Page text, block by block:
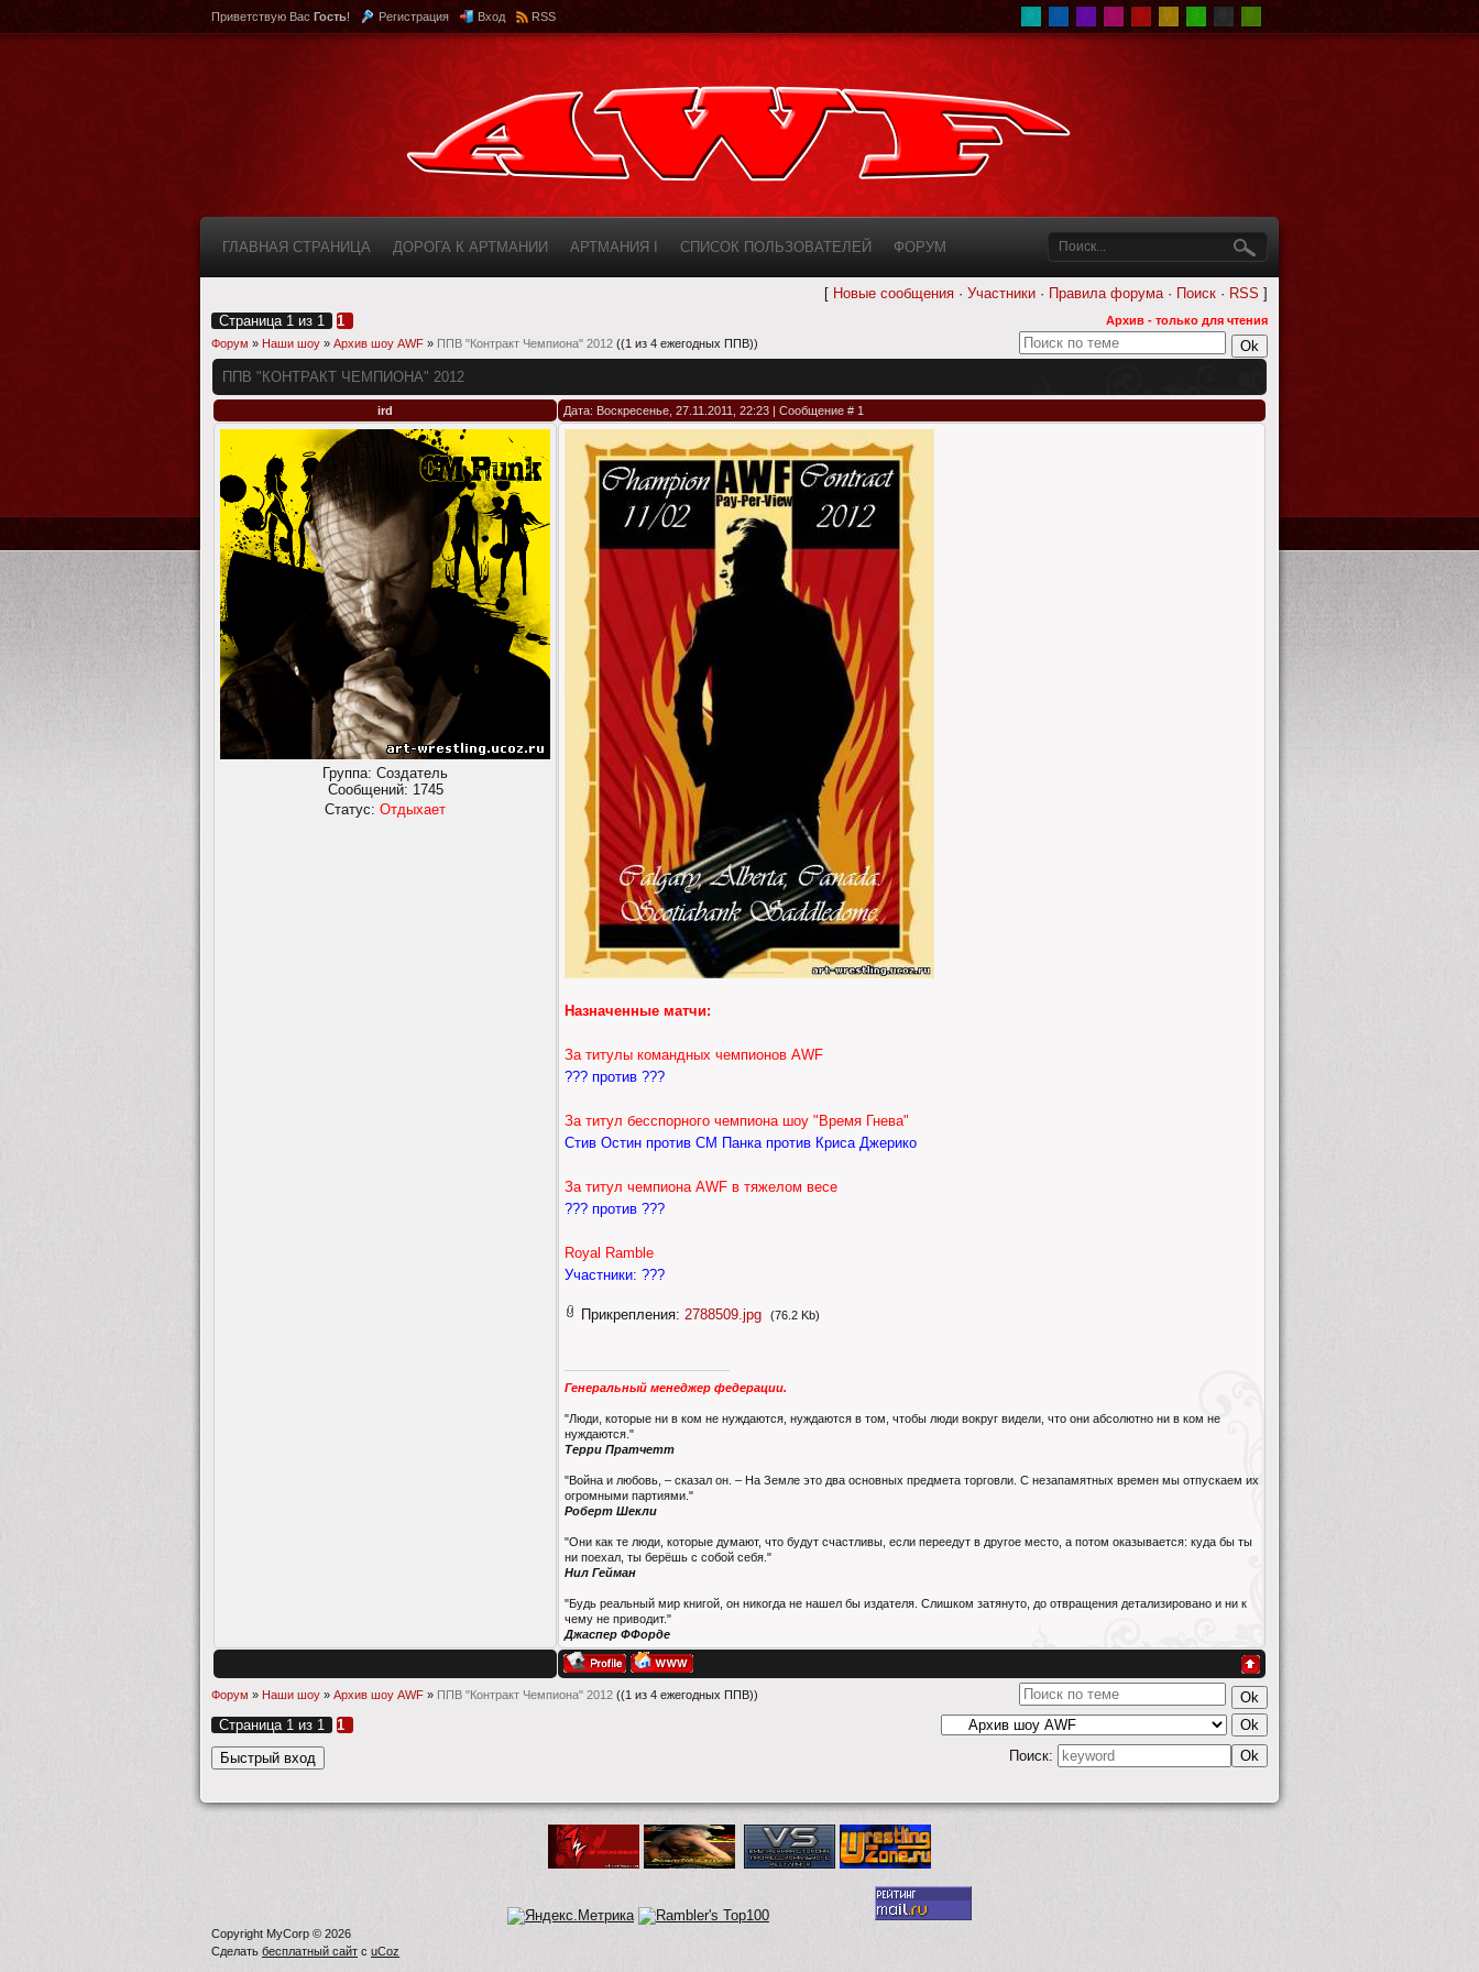
Приветствую Вас Гость! Регистрация Вход RSS
ГЛАВНАЯ СТРАНИЦА ДОРОГА К АРТМАНИИ АРТМАНИЯ I СПИСОК ПОЛЬЗОВАТЕЛЕЙ ФОРУМ
[ Новые сообщения · Участники · Правила форума· Поиск · RSS ]
Страница 1 из 1 1
Архив - только для чтения
Форум » Наши шоу » Архив шоу AWF » ППВ "Контракт Чемпиона" 2012 ((1 из 4 ежегодных ППВ))
ППВ "КОНТРАКТ ЧЕМПИОНА" 2012
ird Дата: Воскресенье, 27.11.2011, 22:23 | Сообщение # 1
Группа: Создатель
Сообщений: 1745
Статус: Отдыхает
Назначенные матчи:
За титулы командных чемпионов AWF
??? против ???
За титул бесспорного чемпиона шоу "Время Гнева"
Стив Остин против СМ Панка против Криса Джерико
За титул чемпиона AWF в тяжелом весе
??? против ???
Royal Ramble
Участники: ???
Прикрепления: 2788509.jpg (76.2 Kb)
Генеральный менеджер федерации.
"Люди, которые ни в ком не нуждаются, нуждаются в том, чтобы люди вокруг видели, что они абсолютно ни в ком не
нуждаются."
Терри Пратчетт
"Война и любовь, – сказал он. – На Земле это два основных предмета торговли. С незапамятных времен мы отпускаем их
огромными партиями."
Роберт Шекли
"Они как те люди, которые думают, что будут счастливы, если переедут в другое место, а потом оказывается: куда бы ты
ни поехал, ты берёшь с собой себя."
Нил Гейман
"Будь реальный мир книгой, он никогда не нашел бы издателя. Слишком затянуто, до отвращения детализировано и ни к
чему не приводит."
Джаспер ФФорде
Форум » Наши шоу » Архив шоу AWF » ППВ "Контракт Чемпиона" 2012 ((1 из 4 ежегодных ППВ))
Страница 1 из 1
1
Поиск:
Copyright MyCorp © 2026
Сделать бесплатный сайт с uCoz